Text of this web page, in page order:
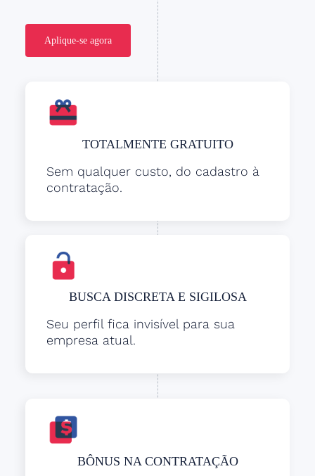
Aplique-se agora
TOTALMENTE GRATUITO
Sem qualquer custo, do cadastro à
contratação.
BUSCA DISCRETA E SIGILOSA
Seu perfil fica invisível para sua
empresa atual.
BÔNUS NA CONTRATAÇÃO